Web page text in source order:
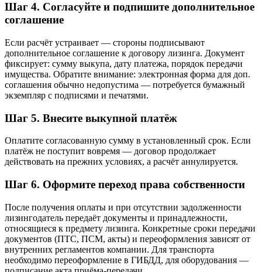
Шаг 4. Согласуйте и подпишите дополнительное
соглашение
Если расчёт устраивает — стороны подписывают
дополнительное соглашение к договору лизинга. Документ
фиксирует: сумму выкупа, дату платежа, порядок передачи
имущества. Обратите внимание: электронная форма для доп.
соглашения обычно недопустима — потребуется бумажный
экземпляр с подписями и печатями.
Шаг 5. Внесите выкупной платёж
Оплатите согласованную сумму в установленный срок. Если
платёж не поступит вовремя — договор продолжает
действовать на прежних условиях, а расчёт аннулируется.
Шаг 6. Оформите переход права собственности
После получения оплаты и при отсутствии задолженности
лизингодатель передаёт документы и принадлежности,
относящиеся к предмету лизинга. Конкретные сроки передачи
документов (ПТС, ПСМ, акты) и переоформления зависят от
внутренних регламентов компании. Для транспорта
необходимо переоформление в ГИБДД, для оборудования —